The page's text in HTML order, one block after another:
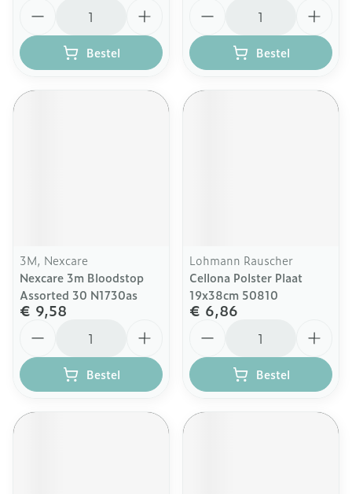
Bestel Bestel
3M, Nexcare
Nexcare 3m Bloodstop
Assorted 30 N1730as
€ 9,58
Bestel
Lohmann Rauscher
Cellona Polster Plaat
19x38cm 50810
€ 6,86
Bestel